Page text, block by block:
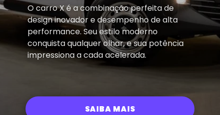
O carro X é a combinação perfeita de
design inovador e desempenho de alta
performance. Seu estilo moderno
conquista qualquer olhar, e sua potência
impressiona a cada acelerada.
SAIBA MAIS